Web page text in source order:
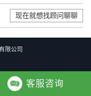
现在就想找顾问聊聊
限公司
客服咨询